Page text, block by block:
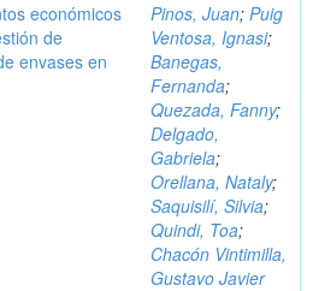
económicos
de
envases en
Pinos, Juan; Puig
Ventosa, Ignasi;
Banegas,
Fernanda;
Quezada, Fanny;
Delgado,
Gabriela;
Orellana, Nataly;
Saquisilí, Silvia;
Quindi, Toa;
Chacón Vintimilla,
Gustavo Javier